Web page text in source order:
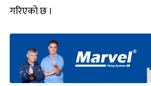
गरिएको छ ।